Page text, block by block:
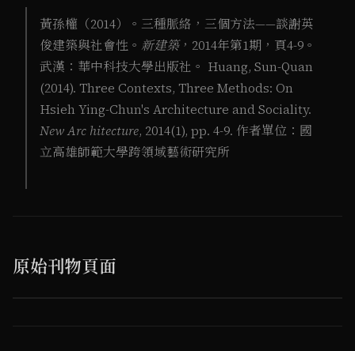
黃孫權（2014）。三種脈絡，三個方法——談謝英
俊建築與社會性。 新建築，2014年第1期，頁4-9。
武漢：華中科技大學出版社。 Huang, Sun-Quan
(2014). Three Contexts, Three Methods: On
Hsieh Ying-Chun's Architecture and Sociality.
New Arc hitecture, 2014(1), pp. 4-9. 作者單位：國
立高雄師範大學跨領域藝術研究所
原始刊物頁面